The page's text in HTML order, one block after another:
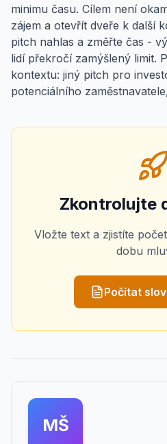
minimu času. Cílem není
zájem a otevřít dveře k další
pitch nahlas a změřte čas -
lidí překročí zamýšlený limit.
kontextu: jiný pitch pro
potenciálního
Zkontrolujte
Vložte text a zjistíte
dobu
Počítat
MŠ